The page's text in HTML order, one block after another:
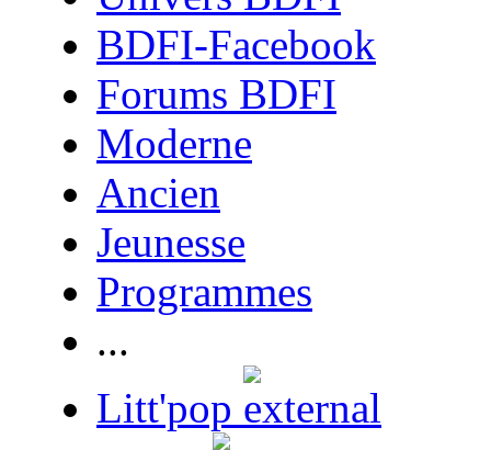
BDFI-Facebook
Forums BDFI
Moderne
Ancien
Jeunesse
Programmes
...
Litt'pop